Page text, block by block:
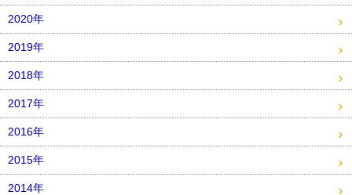
2020年
2019年
2018年
2017年
2016年
2015年
2014年